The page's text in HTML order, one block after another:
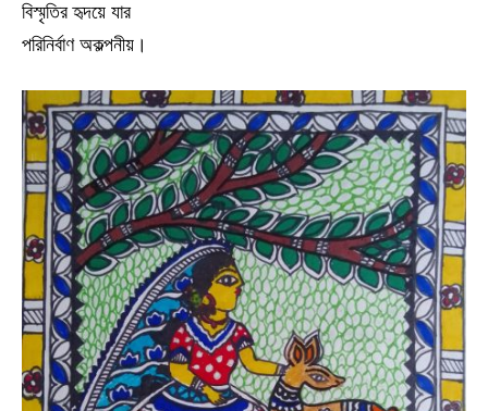
বিস্মৃতির হৃদয়ে যার
পরিনির্বাণ অকল্পনীয়।